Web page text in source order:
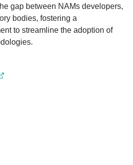
gap between NAMs developers,
bodies, fostering a
to streamline the adoption of